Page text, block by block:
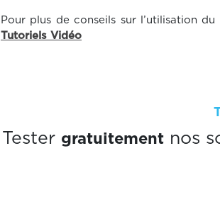
Pour plus de conseils sur l’utilisation du
Tutoriels Vidéo
Tester gratuitement nos